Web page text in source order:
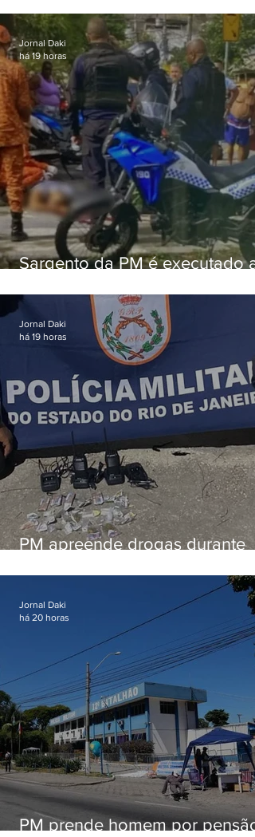
Sargento da PM é executado a
em Vaz Lobo
Jornal Daki
há 19 horas
PM apreende drogas durante
Jornal Daki
há 19 horas
PM prende homem por pensão
Jornal Daki
há 20 horas